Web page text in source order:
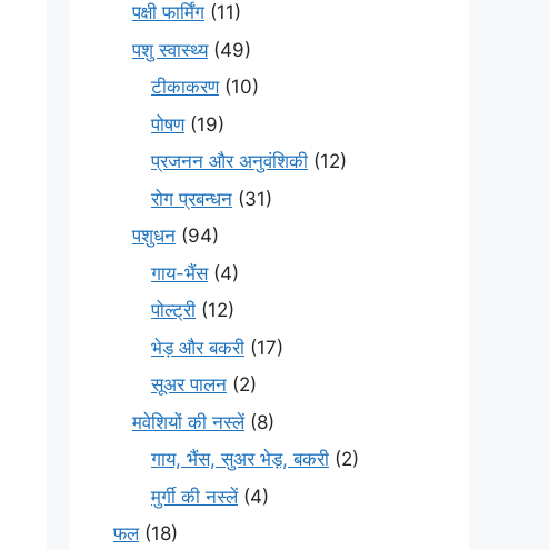
पक्षी फार्मिंग (11)
पशु स्वास्थ्य(49)
टीकाकरण(10)
पोषण(19)
प्रजनन और अनुवंशिकी (12)
रोग प्रबन्धन (31)
पशुधन (94)
गाय-भैंस(4)
पोल्ट्री (12)
भेड़ और बकरी (17)
सूअर पालन (2)
मवेशियों की नस्लें(8)
गाय, भैंस, सुअर भेड़, बकरी (2)
मुर्गी की नस्लें(4)
फल(18)